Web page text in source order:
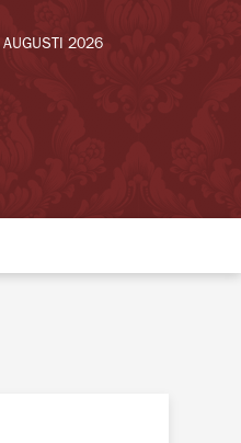
AUGUSTI 2026